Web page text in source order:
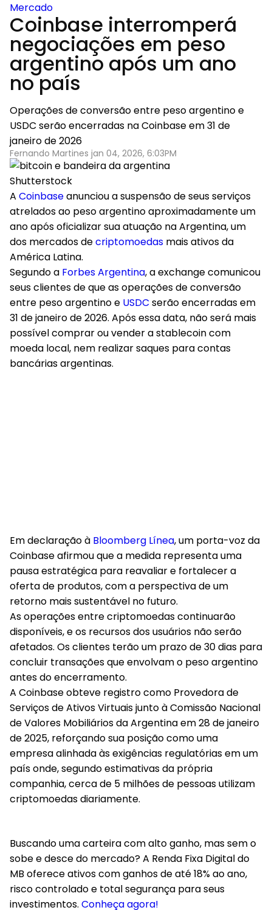
Mercado
Coinbase interromperá
negociações em peso
argentino após um ano
no país
Operações de conversão entre peso argentino e
USDC serão encerradas na Coinbase em 31 de
janeiro de 2026
Fernando Martines jan 04, 2026, 6:03PM
Shutterstock
A Coinbaseanunciou a suspensão de seus serviços
atrelados ao peso argentino aproximadamente um
ano após oficializar sua atuação na Argentina, um
dos mercados decriptomoedas mais ativos da
América Latina.
Segundo a Forbes Argentina, a exchange comunicou
seus clientes de que asoperações de conversão
entre peso argentino e USDC serão encerradas em
31 de janeiro de 2026. Após essa data, não será mais
possível comprar ou vender a stablecoin com
moeda local, nem realizar saques para contas
bancárias argentinas.
Em declaração à Bloomberg Línea, um porta-voz da
Coinbase afirmou que a medida representa uma
pausa estratégica para reavaliar e fortalecer a
oferta de produtos, com a perspectiva de um
retorno mais sustentável no futuro.
As operações entre criptomoedas continuarão
disponíveis, e os recursos dos usuários não serão
afetados. Os clientes terão um prazo de 30 dias para
concluir transações que envolvam o peso argentino
antes do encerramento.
A Coinbase obteve registro como Provedora de
Serviços de Ativos Virtuais junto à Comissão Nacional
de Valores Mobiliários da Argentina em 28 de janeiro
de 2025, reforçando sua posição como uma
empresa alinhada às exigências regulatórias em um
país onde, segundo estimativas da própria
companhia, cerca de 5 milhões de pessoas utilizam
criptomoedas diariamente.
Buscando uma carteira com alto ganho, mas sem o
sobe e desce do mercado? A Renda Fixa Digital do
MB oferece ativos com ganhos de até 18% ao ano,
risco controlado e total segurança para seus
investimentos. Conheça agora!